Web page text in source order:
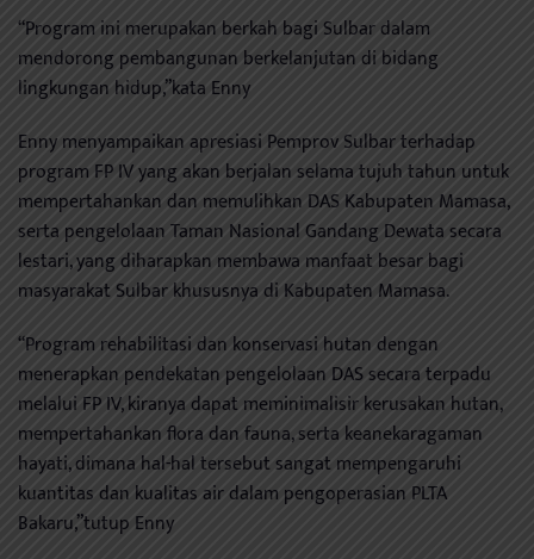
“Program ini merupakan berkah bagi Sulbar dalam
mendorong pembangunan berkelanjutan di bidang
lingkungan hidup,”kata Enny
Enny menyampaikan apresiasi Pemprov Sulbar terhadap
program FP IV yang akan berjalan selama tujuh tahun untuk
mempertahankan dan memulihkan DAS Kabupaten Mamasa,
serta pengelolaan Taman Nasional Gandang Dewata secara
lestari, yang diharapkan membawa manfaat besar bagi
masyarakat Sulbar khususnya di Kabupaten Mamasa.
“Program rehabilitasi dan konservasi hutan dengan
menerapkan pendekatan pengelolaan DAS secara terpadu
melalui FP IV, kiranya dapat meminimalisir kerusakan hutan,
mempertahankan flora dan fauna, serta keanekaragaman
hayati, dimana hal-hal tersebut sangat mempengaruhi
kuantitas dan kualitas air dalam pengoperasian PLTA
Bakaru,”tutup Enny